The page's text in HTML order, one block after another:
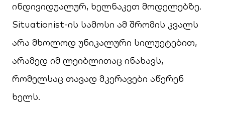
ინდივიდუალურ, ხელნაკეთ მოდელებზე.
Situationist-ის სამოსი ამ შრომის კვალს
არა მხოლოდ უნიკალური სილუეტებით,
არამედ იმ ლეიბლითაც ინახავს,
რომელსაც თავად მკერავები აწერენ
ხელს.